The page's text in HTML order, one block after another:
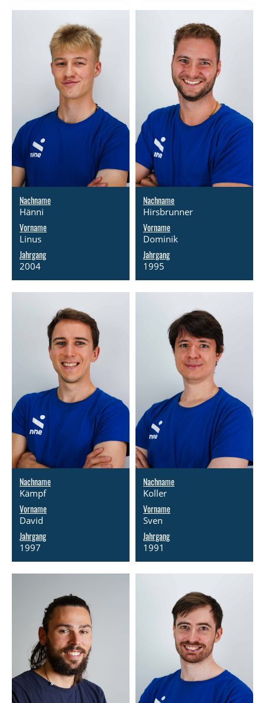
Nachname
Hänni
Vorname
Linus
Jahrgang
2004
Nachname
Hirsbrunner
Vorname
Dominik
Jahrgang
1995
Nachname
Kämpf
Vorname
David
Jahrgang
1997
Nachname
Koller
Vorname
Sven
Jahrgang
1991